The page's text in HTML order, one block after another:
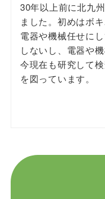
30年以上前に北九
ました。初めはボ
電器や機械任せに
しないし、電器や
今現在も研究して
を図っています。